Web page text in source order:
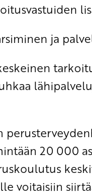
ja
20 000
voitaisiin